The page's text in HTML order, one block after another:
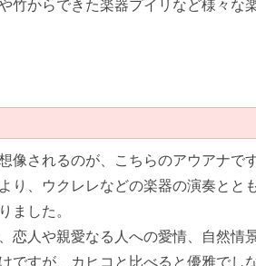
竹からできた楽器プイリなど様々な
像されるのが、こちらのアウアナで
り、ウクレレなどの楽器の演奏とと
ました。
恋人や親愛なる人への愛情、自然情
ですが、カヒコと比べると優雅でし